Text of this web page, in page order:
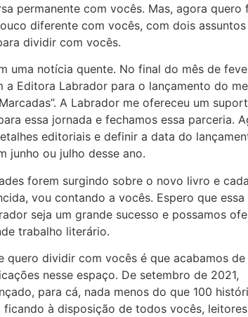
permanente com vocês. Mas, agora quero
diferente com vocês, com dois
dividir com vocês.
uma notícia quente. No final do mês de
Editora Labrador para o lançamento do
A Labrador me ofereceu um
essa jornada e fechamos essa parceria.
editoriais e definir a data do
junho ou julho desse ano.
forem surgindo sobre o novo livro e cada
vou contando a vocês. Espero que essa
seja um grande sucesso e possamos
trabalho literário.
quero dividir com vocês é que acabamos de
nesse espaço. De setembro de 2021,
para cá, nada menos do que 100
ficando à disposição de todos vocês,